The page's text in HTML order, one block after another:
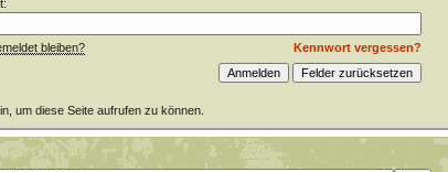
Kennwort vergessen?
bleiben?
um diese Seite aufrufen zu können.